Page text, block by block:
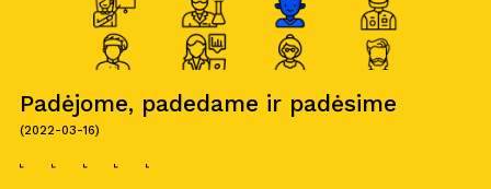
Padėjome, padedame ir padėsime
(2022-03-16)